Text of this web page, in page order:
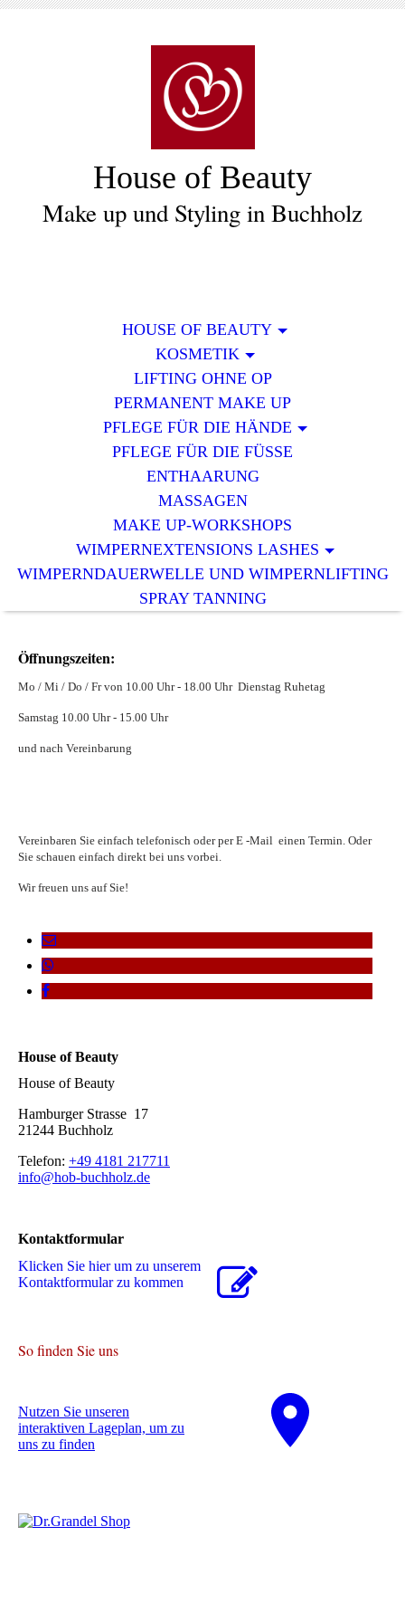
House of Beauty
Make up und Styling in Buchholz
HOUSE OF BEAUTY
KOSMETIK
LIFTING OHNE OP
PERMANENT MAKE UP
PFLEGE FÜR DIE HÄNDE
PFLEGE FÜR DIE FÜSSE
ENTHAARUNG
MASSAGEN
MAKE UP-WORKSHOPS
WIMPERNEXTENSIONS LASHES
WIMPERNDAUERWELLE UND WIMPERNLIFTING
SPRAY TANNING
Öffnungszeiten:
Mo / Mi / Do / Fr von 10.00 Uhr - 18.00 Uhr Dienstag Ruhetag
Samstag 10.00 Uhr - 15.00 Uhr
und nach Vereinbarung
Vereinbaren Sie einfach telefonisch oder per E -Mail einen Termin. Oder
Sie schauen einfach direkt bei uns vorbei.
Wir freuen uns auf Sie!
House of Beauty
House of Beauty
Hamburger Strasse 17
21244 Buchholz
Telefon: +49 4181 217711
info@hob-buchholz.de
Kontaktformular
Klicken Sie hier um zu unserem
Kon­takt­for­mu­lar zu kommen
So finden Sie uns
Nutzen Sie unseren
interaktiven La­ge­plan, um zu
uns zu finden